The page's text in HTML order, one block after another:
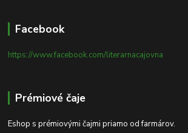
Facebook
https://www.facebook.com/literarnacajovna
Prémiové čaje
Eshop s prémiovými čajmi priamo od farmárov.